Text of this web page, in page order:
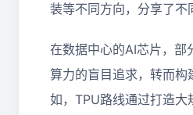
装等不同方向，分享了不
在数据中心的AI芯片，部
算力的盲目追求，转而构
如，TPU路线通过打造大